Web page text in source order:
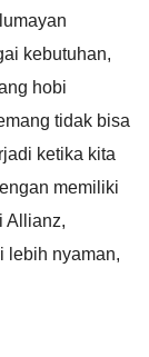
kebutuhan,
hobi
tidak bisa
ketika kita
memiliki
Allianz,
lebih nyaman,